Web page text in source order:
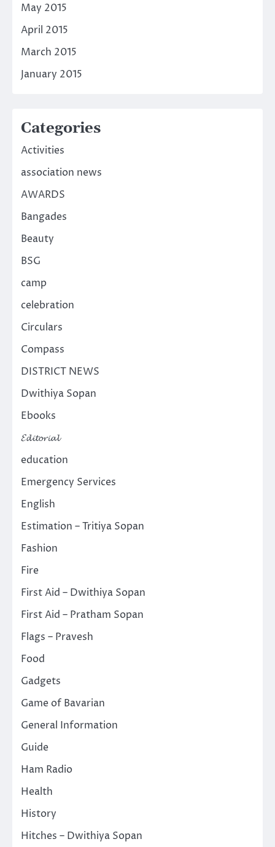
May 2015
April 2015
March 2015
January 2015
Categories
Activities
association news
AWARDS
Bangades
Beauty
BSG
camp
celebration
Circulars
Compass
DISTRICT NEWS
Dwithiya Sopan
Ebooks
𝓔𝓭𝓲𝓽𝓸𝓻𝓲𝓪𝓵
education
Emergency Services
English
Estimation – Tritiya Sopan
Fashion
Fire
First Aid – Dwithiya Sopan
First Aid – Pratham Sopan
Flags – Pravesh
Food
Gadgets
Game of Bavarian
General Information
Guide
Ham Radio
Health
History
Hitches – Dwithiya Sopan